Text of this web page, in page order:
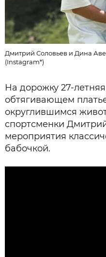
Дмитрий Соловьев и Дина
(Instagram*)
На дорожку 27-
обтягивающем
округлившимся
спортсменки
мероприятия
бабочкой.